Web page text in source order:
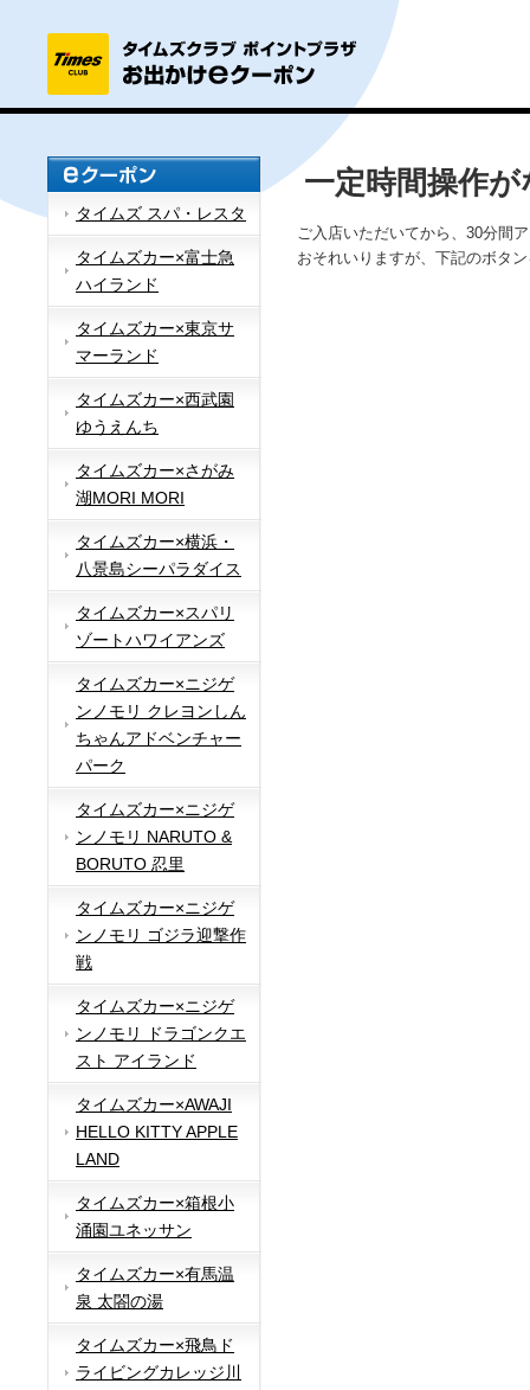
タイムズ スパ・レスタ
タイムズカー×富士急
ハイランド
タイムズカー×東京サ
マーランド
タイムズカー×西武園
ゆうえんち
タイムズカー×さがみ
湖MORI MORI
タイムズカー×横浜・
八景島シーパラダイス
タイムズカー×スパリ
ゾートハワイアンズ
タイムズカー×ニジゲ
ンノモリ クレヨンしん
ちゃんアドベンチャー
パーク
タイムズカー×ニジゲ
ンノモリ NARUTO &
BORUTO 忍里
タイムズカー×ニジゲ
ンノモリ ゴジラ迎撃作
戦
タイムズカー×ニジゲ
ンノモリ ドラゴンクエ
スト アイランド
タイムズカー×AWAJI
HELLO KITTY APPLE
LAND
タイムズカー×箱根小
涌園ユネッサン
タイムズカー×有馬温
泉 太閤の湯
タイムズカー×飛鳥ド
ライビングカレッジ川
一定時間操作
ご入店いただいてから、30分間
おそれいりますが、下記のボタ